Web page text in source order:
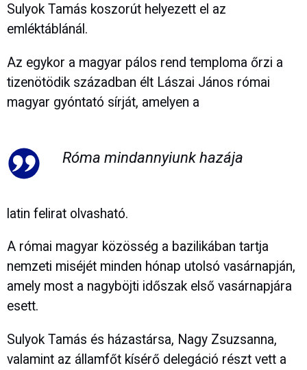
Sulyok Tamás koszorút helyezett el az
emléktáblánál.
Az egykor a magyar pálos rend temploma őrzi a
tizenötödik században élt Lászai János római
magyar gyóntató sírját, amelyen a
Róma mindannyiunk hazája
latin felirat olvasható.
A római magyar közösség a bazilikában tartja
nemzeti miséjét minden hónap utolsó vasárnapján,
amely most a nagyböjti időszak első vasárnapjára
esett.
Sulyok Tamás és házastársa, Nagy Zsuzsanna,
valamint az államfőt kísérő delegáció részt vett a